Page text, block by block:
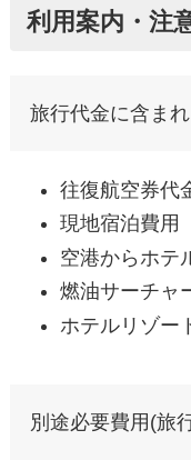
利用案内・注
旅行代金に含ま
往復航空券代
現地宿泊費用
空港からホテ
燃油サーチャ
ホテルリゾー
別途必要費用(旅